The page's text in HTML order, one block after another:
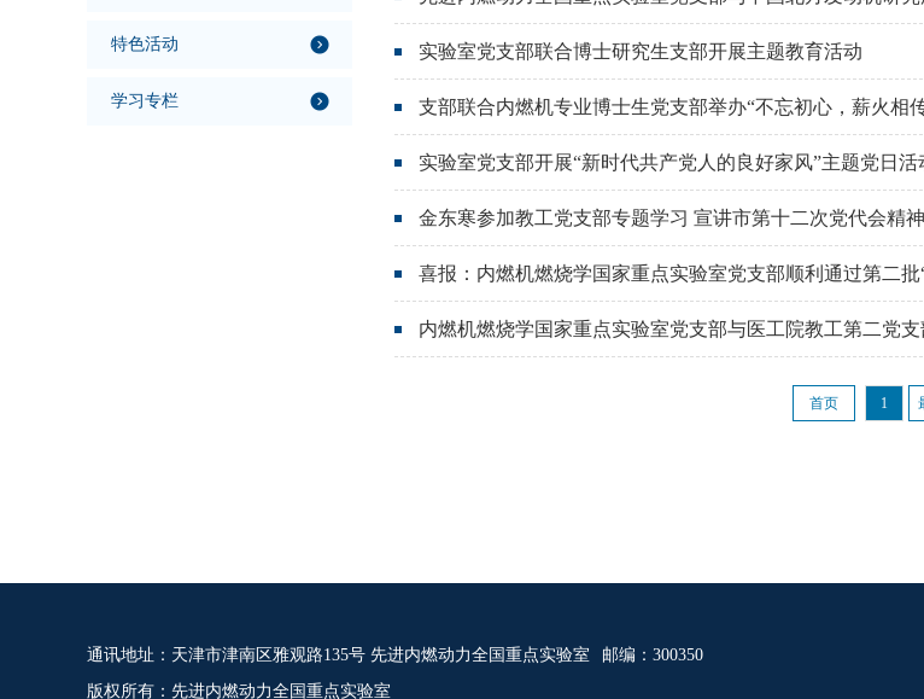
特色活动
学习专栏
实验室党支部联合博士研究生支部开展主题教育活动
支部联合内燃机专业博士生党支部举办“不忘初心，薪火相
实验室党支部开展“新时代共产党人的良好家风”主题党日活
金东寒参加教工党支部专题学习 宣讲市第十二次党代会精神
喜报：内燃机燃烧学国家重点实验室党支部顺利通过第二
内燃机燃烧学国家重点实验室党支部与医工院教工第二党
首页 1
通讯地址：天津市津南区雅观路135号 先进内燃动力全国重点实验室
邮编：300350
版权所有：先进内燃动力全国重点实验室